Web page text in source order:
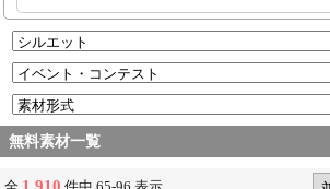
無料素材一覧